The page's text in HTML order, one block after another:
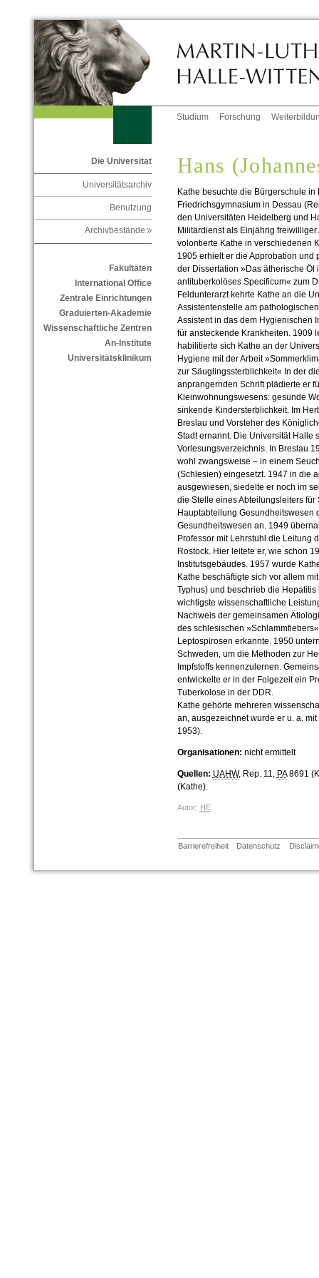
Studium Forschung
Die Universität
Universitätsarchiv
Benutzung
Archivbestände
Fakultäten
International Office
Zentrale Einrichtungen
Graduierten-Akademie
Wissenschaftliche Zentren
An-Institute
Universitätsklinikum
Hans
Kathe besuchte die Bürgerschule
Friedrichsgymnasium in Dessau
den Universitäten Heidelberg und
Militärdienst als Einjährig
volontierte Kathe in verschiedenen
1905 erhielt er die Approbation und
der Dissertation »Das ätherische
antituberkolöses Specificum« zum
Feldunterarzt kehrte Kathe an die
Assistentenstelle am
Assistent in das dem Hygienischen
für ansteckende Krankheiten. 1909
habilitierte sich Kathe an der
Hygiene mit der Arbeit
zur Säuglingssterblichkeit« In der
anprangernden Schrift plädierte er
Kleinwohnungswesens: gesunde
sinkende Kindersterblichkeit. Im
Breslau und Vorsteher des
Stadt ernannt. Die Universität Halle
Vorlesungsverzeichnis. In Breslau
wohl zwangsweise – in einem
(Schlesien) eingesetzt. 1947 in die
ausgewiesen, siedelte er noch im
die Stelle eines Abteilungsleiters
Hauptabteilung Gesundheitswesen
Gesundheitswesen an. 1949
Professor mit Lehrstuhl die Leitung
Rostock. Hier leitete er, wie schon
Institutsgebäudes. 1957 wurde
Kathe beschäftigte sich vor allem
Typhus) und beschrieb die
wichtigste wissenschaftliche
Nachweis der gemeinsamen
des schlesischen
Leptospirosen erkannte. 1950
Schweden, um die Methoden zur
Impfstoffs kennenzulernen.
entwickelte er in der Folgezeit ein
Tuberkolose in der DDR.
Kathe gehörte mehreren
an, ausgezeichnet wurde er u. a.
1953).
Organisationen: nicht ermittelt
Quellen: UAHW, Rep. 11, PA8691
(Kathe).
Autor: HE
Barrierefreiheit Datenschutz